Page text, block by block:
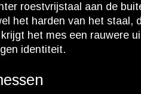
roestvrijstaal aan de
het harden van het
het mes een rauwere
identiteit.